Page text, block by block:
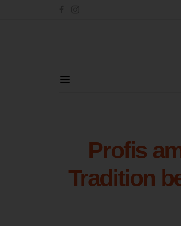
Profis
Tradition